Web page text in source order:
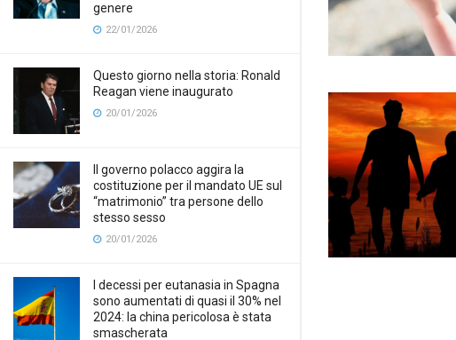
genere
22/01/2026
Questo giorno nella storia: Ronald
Reagan viene inaugurato
20/01/2026
Il governo polacco aggira la
costituzione per il mandato UE sul
“matrimonio” tra persone dello
stesso sesso
20/01/2026
I decessi per eutanasia in Spagna
sono aumentati di quasi il 30% nel
2024: la china pericolosa è stata
smascherata